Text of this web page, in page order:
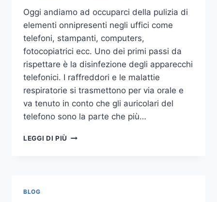
Oggi andiamo ad occuparci della pulizia di
elementi onnipresenti negli uffici come
telefoni, stampanti, computers,
fotocopiatrici ecc. Uno dei primi passi da
rispettare è la disinfezione degli apparecchi
telefonici. I raffreddori e le malattie
respiratorie si trasmettono per via orale e
va tenuto in conto che gli auricolari del
telefono sono la parte che più…
LEGGI DI PIÙ UN
BLOG